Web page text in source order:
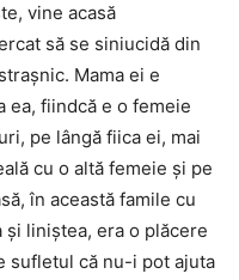
vine acasă
să se siniucidă din
Mama ei e
ea, fiindcă e o femeie
pe lângă fiica ei, mai
cu o altă femeie și pe
în această famile cu
și liniștea, era o plăcere
sufletul că nu-i pot ajuta